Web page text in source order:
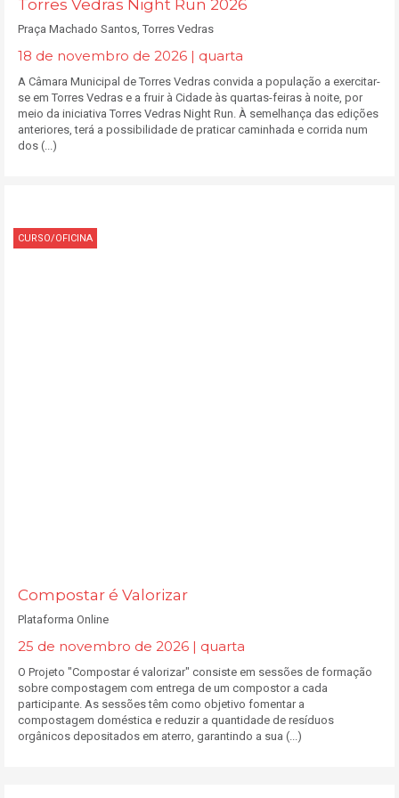
Torres Vedras Night Run 2026
Praça Machado Santos, Torres Vedras
18 de novembro de 2026 | quarta
A Câmara Municipal de Torres Vedras convida a população a exercitar-
se em Torres Vedras e a fruir à Cidade às quartas-feiras à noite, por
meio da iniciativa Torres Vedras Night Run. À semelhança das edições
anteriores, terá a possibilidade de praticar caminhada e corrida num
dos (...)
CURSO/OFICINA
Compostar é Valorizar
Plataforma Online
25 de novembro de 2026 | quarta
O Projeto "Compostar é valorizar" consiste em sessões de formação
sobre compostagem com entrega de um compostor a cada
participante. As sessões têm como objetivo fomentar a
compostagem doméstica e reduzir a quantidade de resíduos
orgânicos depositados em aterro, garantindo a sua (...)